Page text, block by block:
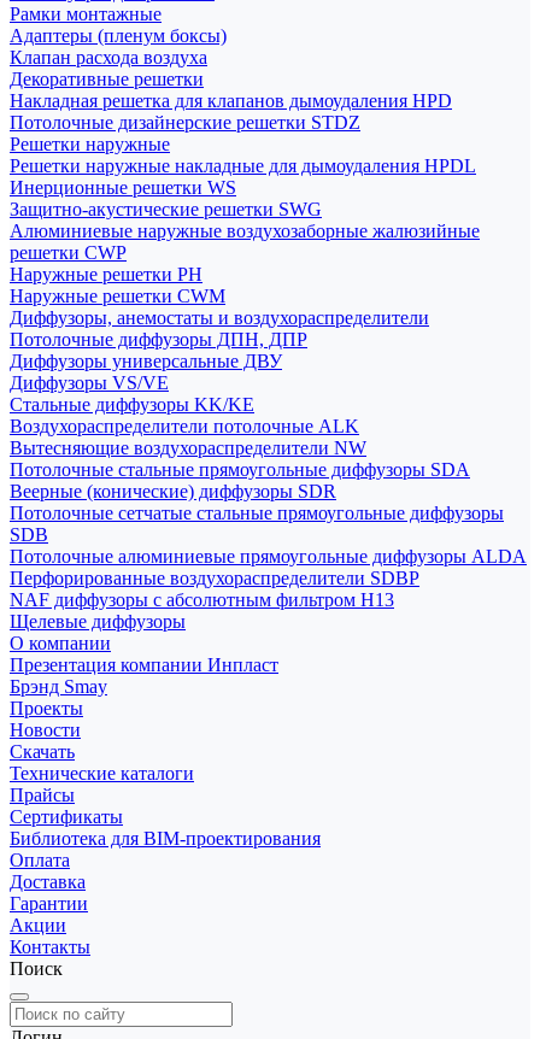
Рамки монтажные
Адаптеры (пленум боксы)
Клапан расхода воздуха
Декоративные решетки
Накладная решетка для клапанов дымоудаления HPD
Потолочные дизайнерские решетки STDZ
Решетки наружные
Решетки наружные накладные для дымоудаления HPDL
Инерционные решетки WS
Защитно-акустические решетки SWG
Алюминиевые наружные воздухозаборные жалюзийные
решетки CWP
Наружные решетки РН
Наружные решетки CWM
Диффузоры, анемостаты и воздухораспределители
Потолочные диффузоры ДПН, ДПР
Диффузоры универсальные ДВУ
Диффузоры VS/VE
Стальные диффузоры KK/KE
Воздухораспределители потолочные ALK
Вытесняющие воздухораспределители NW
Потолочные стальные прямоугольные диффузоры SDA
Веерные (конические) диффузоры SDR
Потолочные сетчатые стальные прямоугольные диффузоры
SDB
Потолочные алюминиевые прямоугольные диффузоры ALDA
Перфорированные воздухораспределители SDBP
NAF диффузоры с абсолютным фильтром Н13
Щелевые диффузоры
О компании
Презентация компании Инпласт
Брэнд Smay
Проекты
Новости
Скачать
Технические каталоги
Прайсы
Сертификаты
Библиотека для BIM-проектирования
Оплата
Доставка
Гарантии
Акции
Контакты
Поиск